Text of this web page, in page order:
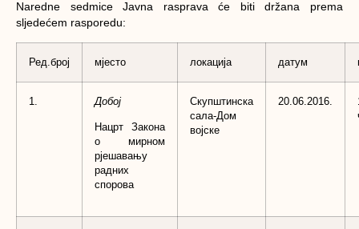
Naredne sedmice Javna rasprava će biti držana prema
sljedećem rasporedu:
Ред.број мјесто локација датум
1. Добој
Нацрт Закона
о мирном
рјешавању
радних
спорова
Скупштинска
сала-Дом
војске
20.06.2016.